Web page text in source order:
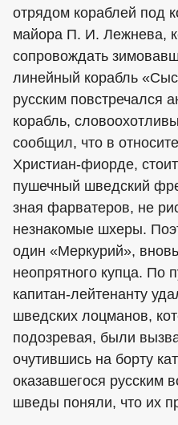
отрядом кораблей под
майора П. И. Лежнева,
сопровождать
линейный корабль
русским повстречался
корабль,
сообщил, что в
Христиан-фиорде,
пушечный шведский
зная фарватеров, не
незнакомые шхеры.
один «Меркурий»,
неопрятного купца. По
капитан-лейтенанту
шведских лоцманов,
подозревая, были
очутившись на борту
оказавшегося русским
шведы поняли, что их